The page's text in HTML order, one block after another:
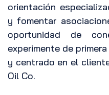
orientación
y fomentar
oportunidad de
experimente de
y centrado en el
Oil Co.